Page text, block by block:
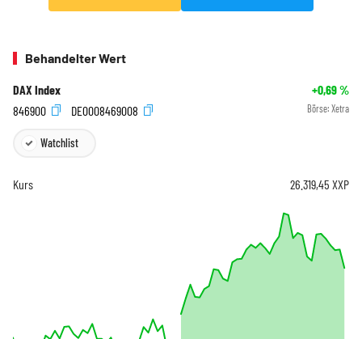
Behandelter Wert
DAX Index +0,69%
846900
DE0008469008 Börse: Xetra
Watchlist
Kurs 26.319,45 XXP